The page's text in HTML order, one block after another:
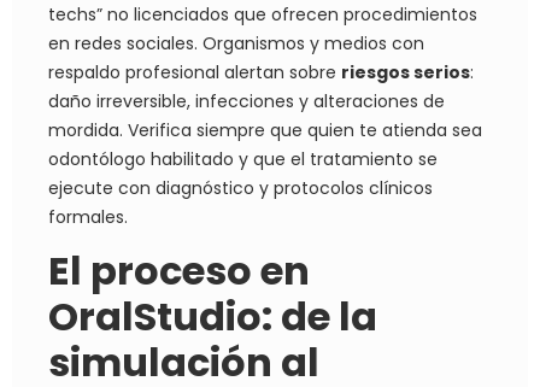
techs” no licenciados que ofrecen procedimientos
en redes sociales. Organismos y medios con
respaldo profesional alertan sobre riesgos serios:
daño irreversible, infecciones y alteraciones de
mordida. Verifica siempre que quien te atienda sea
odontólogo habilitado y que el tratamiento se
ejecute con diagnóstico y protocolos clínicos
formales.
El proceso en
OralStudio: de la
simulación al